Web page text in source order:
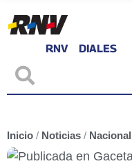
RNV DIALES
Inicio / Noticias / Nacional